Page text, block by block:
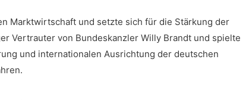
Marktwirtschaft​ und setzte sich für‍ die Stärkung der
Vertrauter von Bundeskanzler Willy Brandt und spielte
und internationalen⁢ Ausrichtung der deutschen